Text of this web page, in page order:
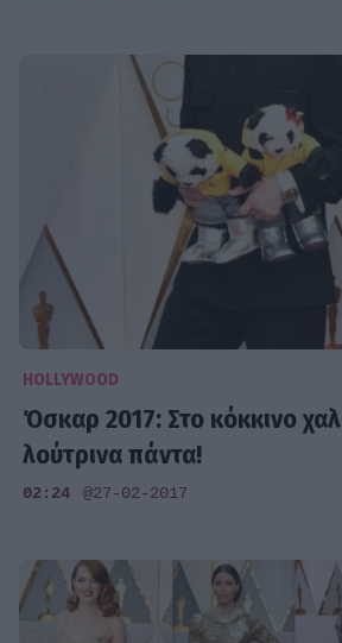
HOLLYWOOD
Όσκαρ 2017: Στο κόκκινο
λούτρινα πάντα!
02:24 @27-02-2017